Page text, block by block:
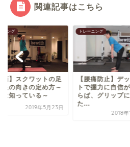
関連記事はこちら
ニング
痛防止】デッドリフ
握力に自信がないな
、グリップに頼っ
身体の使い方・姿勢について